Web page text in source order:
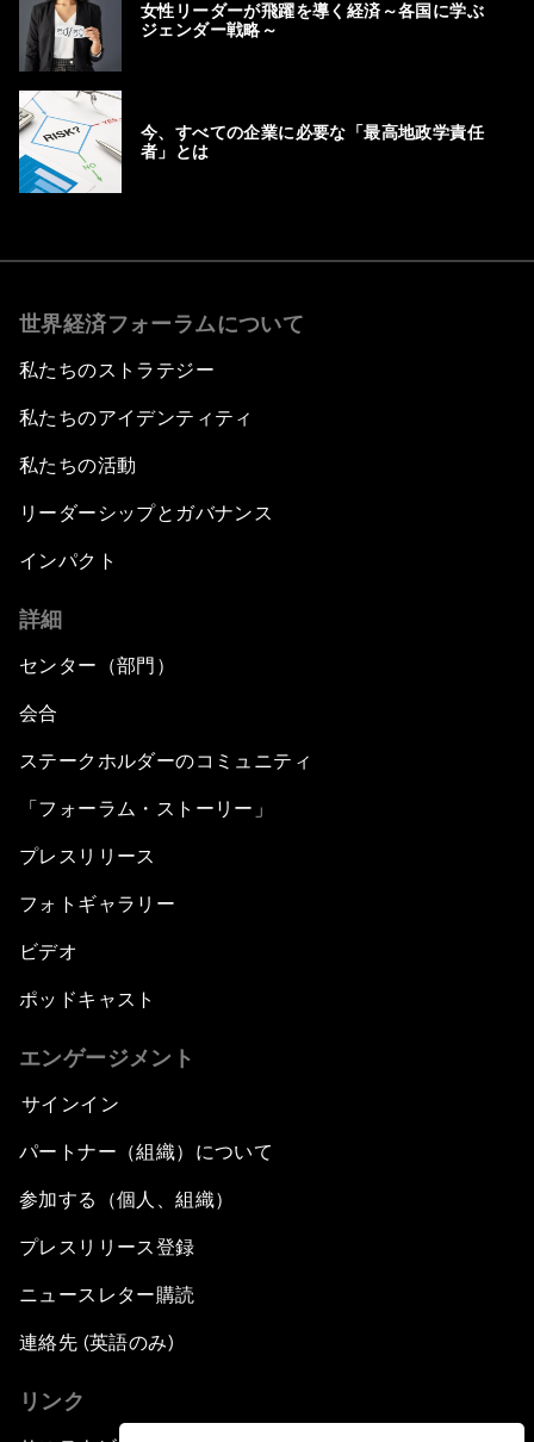
女性リーダーが飛躍を導く経済～各国に学ぶ
ジェンダー戦略～
今、すべての企業に必要な「最高地政学責任
者」とは
世界経済フォーラムについて
私たちのストラテジー
私たちのアイデンティティ
私たちの活動
リーダーシップとガバナンス
インパクト
詳細
センター（部門）
会合
ステークホルダーのコミュニティ
「フォーラム・ストーリー」
プレスリリース
フォトギャラリー
ビデオ
ポッドキャスト
エンゲージメント
サインイン
パートナー（組織）について
参加する（個人、組織）
プレスリリース登録
ニュースレター購読
連絡先 (英語のみ)
リンク